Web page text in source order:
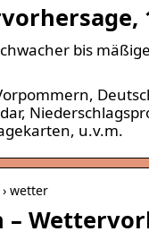
bis
u.v.m.
wetter
–